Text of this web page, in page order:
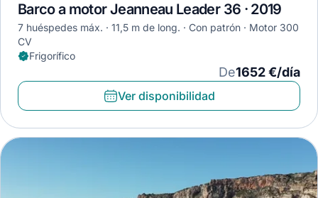
Barco a motor Jeanneau Leader 36 · 2019
7 huéspedes máx. 11,5 m de long. Con patrón
Motor 300
CV
Frigorífico
De1652 €/día
Ver disponibilidad